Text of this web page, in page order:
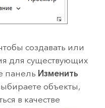
создавать или
для существующих
панель Изменить
объекты,
в качестве